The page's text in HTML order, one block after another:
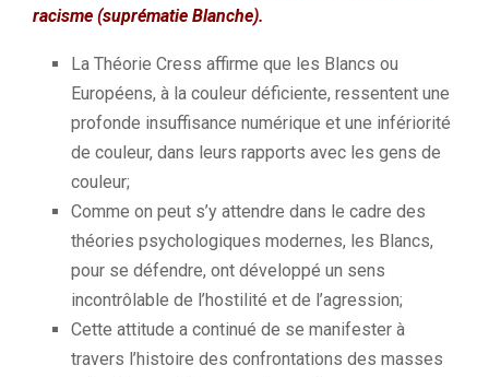
racisme (suprématie Blanche).
La Théorie Cress affirme que les Blancs ou
Européens, à la couleur déficiente, ressentent une
profonde insuffisance numérique et une infériorité
de couleur, dans leurs rapports avec les gens de
couleur;
Comme on peut s’y attendre dans le cadre des
théories psychologiques modernes, les Blancs,
pour se défendre, ont développé un sens
incontrôlable de l’hostilité et de l’agression;
Cette attitude a continué de se manifester à
travers l’histoire des confrontations des masses